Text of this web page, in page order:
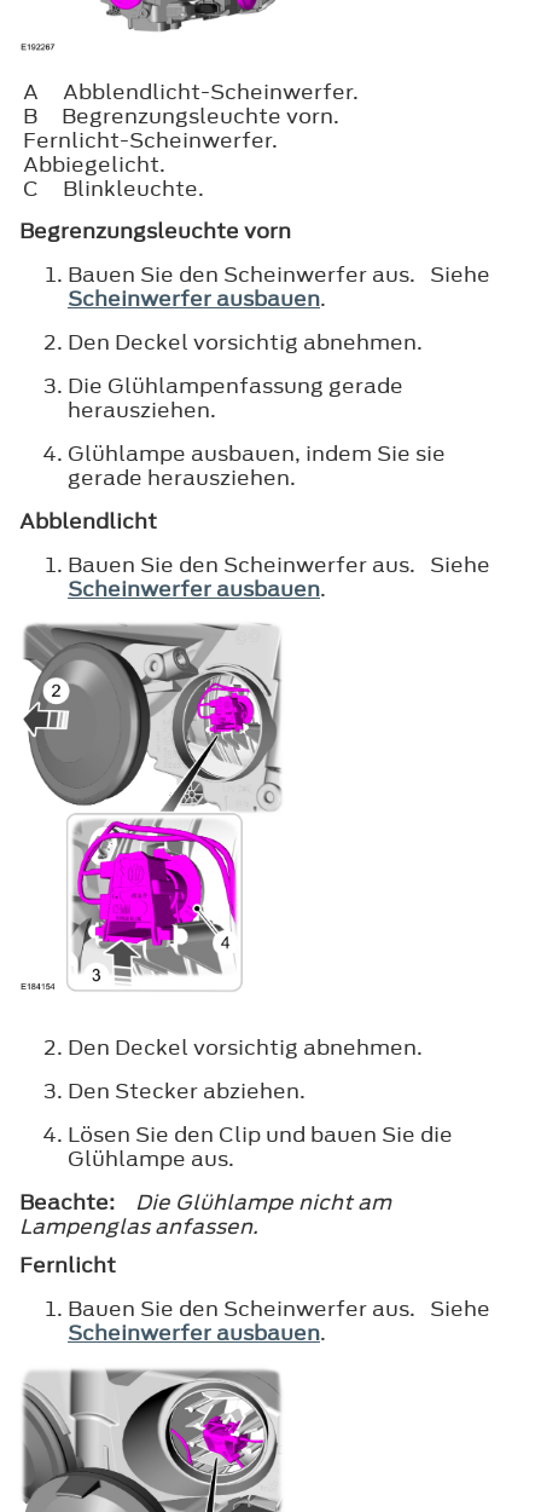
A
Abblendlicht-Scheinwerfer.
B
Begrenzungsleuchte vorn.
Fernlicht-Scheinwerfer.
Abbiegelicht.
C
Blinkleuchte.
Begrenzungsleuchte vorn
Bauen Sie den Scheinwerfer aus. Siehe
Scheinwerfer ausbauen.
Den Deckel vorsichtig abnehmen.
Die Glühlampenfassung gerade
herausziehen.
Glühlampe ausbauen, indem Sie sie
gerade herausziehen.
Abblendlicht
Bauen Sie den Scheinwerfer aus. Siehe
Scheinwerfer ausbauen.
Den Deckel vorsichtig abnehmen.
Den Stecker abziehen.
Lösen Sie den Clip und bauen Sie die
Glühlampe aus.
Beachte:
Die Glühlampe nicht am
Lampenglas anfassen.
Fernlicht
Bauen Sie den Scheinwerfer aus. Siehe
Scheinwerfer ausbauen.